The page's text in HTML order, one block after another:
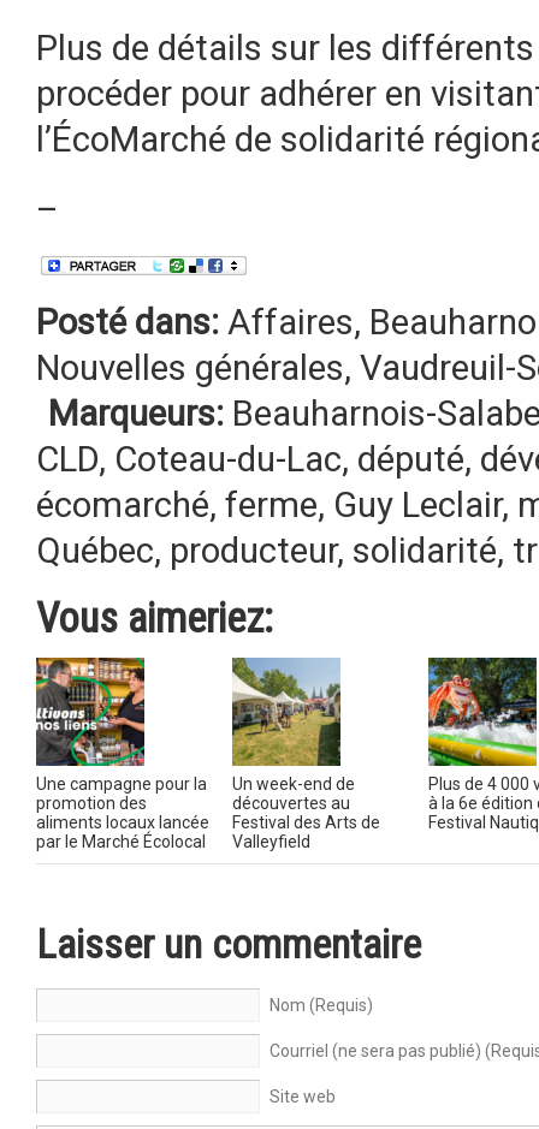
Plus de détails sur les
procéder pour adhérer en
l’ÉcoMarché de solidarité
–
Posté dans: Affaires,
Nouvelles générales, Vaudreuil-
Marqueurs: Beauharnois-
CLD, Coteau-du-Lac, député,
écomarché, ferme, Guy Leclair,
Québec, producteur, solidarité,
Vous aimeriez:
Une campagne pour la
promotion des
aliments locaux lancée
par le Marché Écolocal
Un week-end de
découvertes au
Festival des Arts de
Valleyfield
Plus de 4 000
à la 6e édition
Festival
Laisser un commentaire
Nom (Requis)
Courriel (ne sera pas publié)
Site web